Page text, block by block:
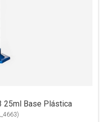
25ml Base Plástica
)